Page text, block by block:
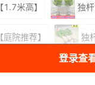
米高】 独
院推荐】 独
登录查